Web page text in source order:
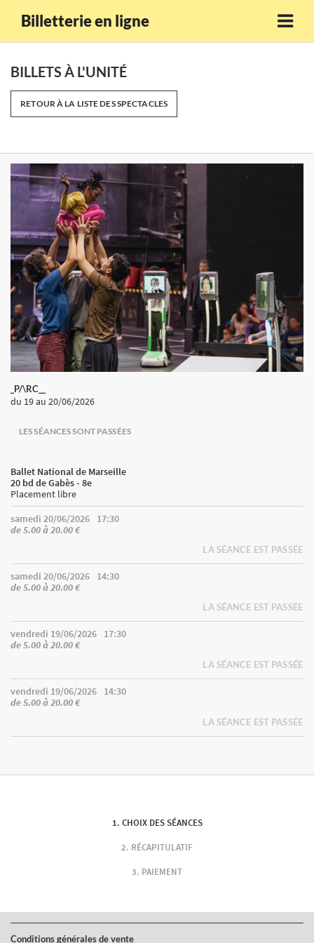
Billetterie en ligne
BILLETS À L'UNITÉ
RETOUR À LA LISTE DES SPECTACLES
_P/\RC__
du 19au 20/06/2026
LES SÉANCES SONT PASSÉES
Ballet National de Marseille
20 bd de Gabès - 8e
Placement libre
samedi 20/06/2026
17:30
de 5.00 à 20.00 €
LA SÉANCE EST PASSÉE
samedi 20/06/2026
14:30
de 5.00 à 20.00 €
LA SÉANCE EST PASSÉE
vendredi 19/06/2026
17:30
de 5.00 à 20.00 €
LA SÉANCE EST PASSÉE
vendredi 19/06/2026
14:30
de 5.00 à 20.00 €
LA SÉANCE EST PASSÉE
CHOIX DES SÉANCES
RÉCAPITULATIF
PAIEMENT
Conditions générales de vente